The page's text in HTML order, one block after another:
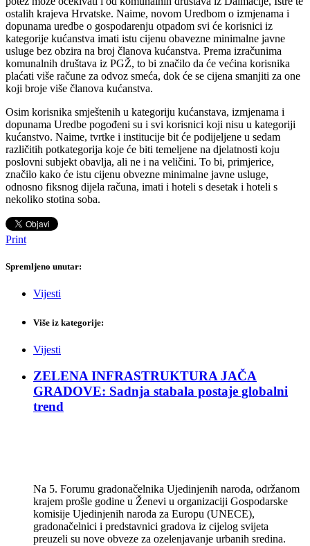
ostalih krajeva Hrvatske. Naime, novom Uredbom o izmjenama i
dopunama uredbe o gospodarenju otpadom svi će korisnici iz
kategorije kućanstva imati istu cijenu obavezne minimalne javne
usluge bez obzira na broj članova kućanstva. Prema izračunima
komunalnih društava iz PGŽ, to bi značilo da će većina korisnika
plaćati više račune za odvoz smeća, dok će se cijena smanjiti za one
koji broje više članova kućanstva.
Osim korisnika smještenih u kategoriju kućanstava, izmjenama i
dopunama Uredbe pogođeni su i svi korisnici koji nisu u kategoriji
kućanstvo. Naime, tvrtke i institucije bit će podijeljene u sedam
različitih potkategorija koje će biti temeljene na djelatnosti koju
poslovni subjekt obavlja, ali ne i na veličini. To bi, primjerice,
značilo kako će istu cijenu obvezne minimalne javne usluge,
odnosno fiksnog dijela računa, imati i hoteli s desetak i hoteli s
nekoliko stotina soba.
Print
Spremljeno unutar:
Vijesti
Više iz kategorije:
Vijesti
ZELENA INFRASTRUKTURA JAČA
GRADOVE: Sadnja stabala postaje globalni
trend
Na 5. Forumu gradonačelnika Ujedinjenih naroda, održanom
krajem prošle godine u Ženevi u organizaciji Gospodarske
komisije Ujedinjenih naroda za Europu (UNECE),
gradonačelnici i predstavnici gradova iz cijelog svijeta
preuzeli su nove obveze za ozelenjavanje urbanih sredina.